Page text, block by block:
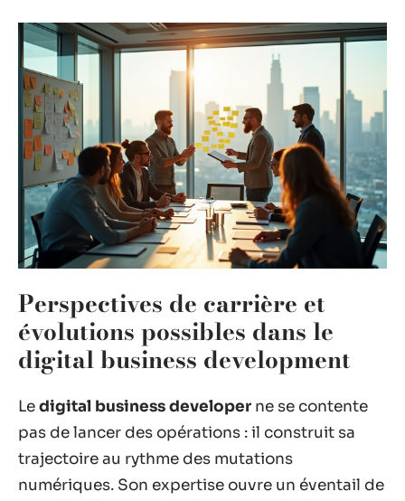
Perspectives de carrière et
évolutions possibles dans le
digital business development
Ledigital business developer ne se contente
pas de lancer des opérations : il construit sa
trajectoire au rythme des mutations
numériques. Son expertise ouvre un éventail de